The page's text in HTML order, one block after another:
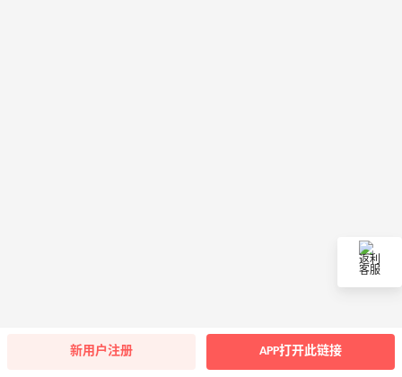
返利
客服
新用户注册 APP打开此链接